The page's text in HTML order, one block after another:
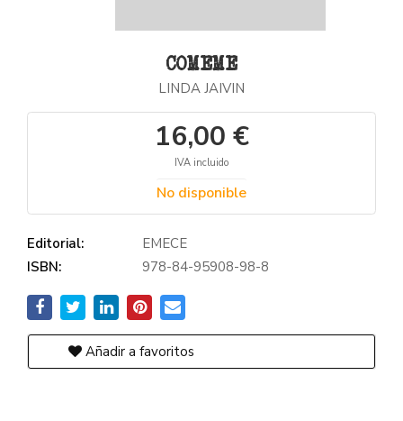
COMEME
LINDA JAIVIN
16,00 €
IVA incluido
No disponible
Editorial:
EMECE
ISBN:
978-84-95908-98-8
Añadir a favoritos